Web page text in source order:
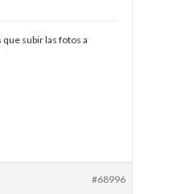
subir las fotos a
#68996